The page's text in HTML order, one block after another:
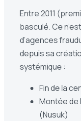
Entre 2011
basculé. Ce
d’agences
depuis sa
systémique :
Fin de la
Montée de
(Nusuk)